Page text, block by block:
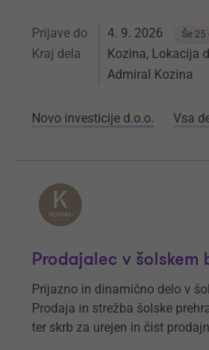
Prijave do 4. 9. 2026 Še 25
Kraj dela
Kozina, Lokacija
Admiral Kozina
Novo investicije d.o.o. Vsa
Prodajalec v šolskem
Prijazno in dinamično delo v
Prodaja in strežba šolske
ter skrb za urejen in čist